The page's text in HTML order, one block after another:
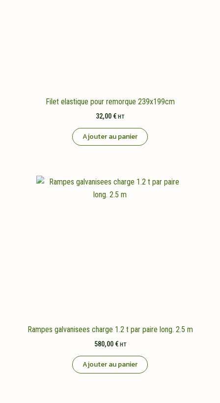
Filet elastique pour remorque 239x199cm
32,00 € HT
Ajouter au panier
Rampes galvanisees charge 1.2 t par paire long. 2.5 m
580,00 € HT
Ajouter au panier